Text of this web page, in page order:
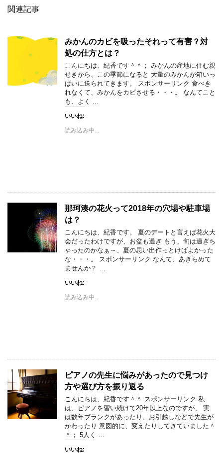
関連記事
みかんのカビを吸ったそれって有害？対
処の仕方とは？
こんにちは、紀香です＾＾； みかんの産地に住む親
せきから、この季節になると 大量のみかんが箱いっ
ぱいに送られてきます。 スポンサーリンク 食べき
れなくて、みかんをカビさせる・・・。 なんてこと
も、よく …
いいね:
読み込み中...
那珂湊の花火って2018年の穴場や駐車場
は？
こんにちは、紀香です。 夏のデートと言えば花火大
会だったわけですが、お盆も過ぎ もう、旬は過ぎち
ゃったのかなぁ～、夏の思い出作っとけばよかった
な・・・。 スポンサーリンク なんて、あきらめて
ませんか？ …
いいね:
読み込み中...
ピアノの先生に悩みがあったので見つけ
方や選び方を振り返る
こんにちは、紀香です＾＾ スポンサーリンク 私
は、ピアノを習い続けて20年以上なのですが、 実
は数年ブランクがあったり、お引越しなどで先生が
かわったり 意図的に、変えたりしてきていました＾
＾； 5人く …
いいね: